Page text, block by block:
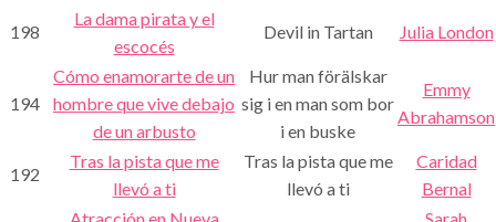
198
La dama pirata y el
escocés
Devil in Tartan Julia London
194
Cómo enamorarte de un
hombre que vive debajo
de un arbusto
Hur man förälskar
sig i en man som bor
i en buske
Emmy
Abrahamson
192
Tras la pista que me
llevó a ti
Tras la pista que me
llevó a ti
Caridad
Bernal